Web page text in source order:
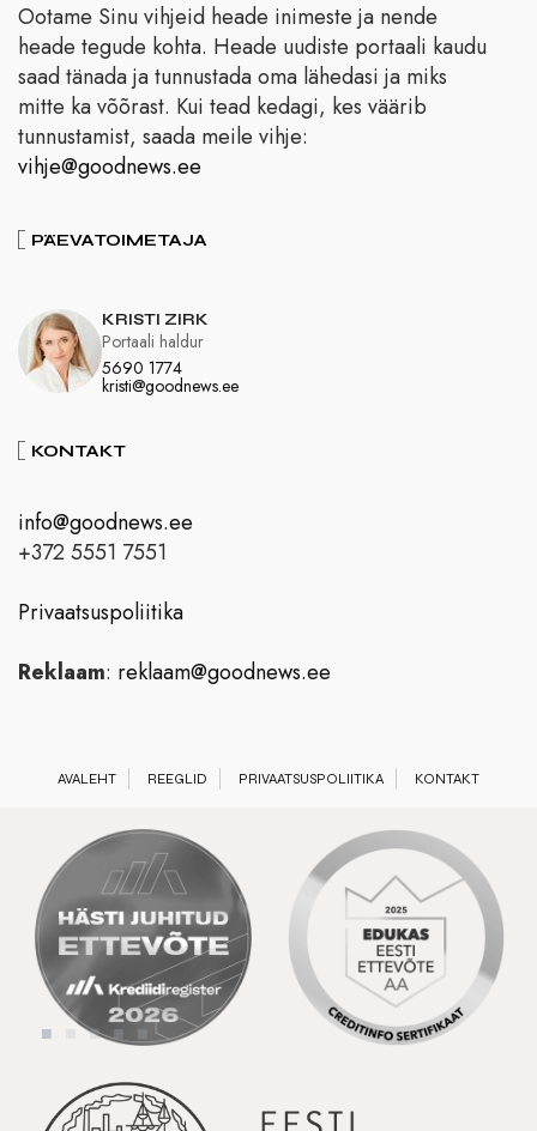
Ootame Sinu vihjeid heade inimeste ja nende
heade tegude kohta. Heade uudiste portaali kaudu
saad tänada ja tunnustada oma lähedasi ja miks
mitte ka võõrast. Kui tead kedagi, kes väärib
tunnustamist, saada meile vihje:
vihje@goodnews.ee
PÄEVATOIMETAJA
KRISTI ZIRK
5690 1774
kristi@goodnews.ee
Portaali haldur
KONTAKT
info@goodnews.ee
+372 5551 7551
Privaatsuspoliitika
Reklaam: reklaam@goodnews.ee
AVALEHT REEGLID PRIVAATSUSPOLIITIKA KONTAKT